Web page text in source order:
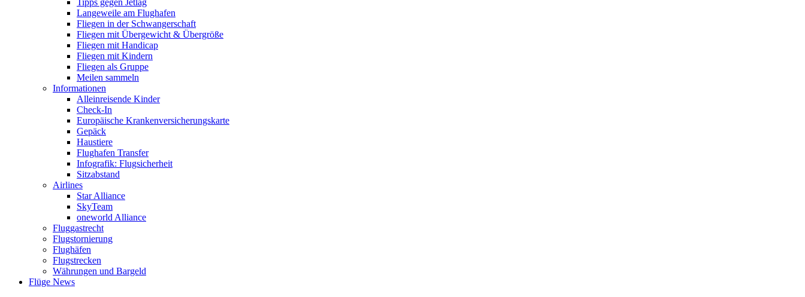
Langeweile am Flughafen
Fliegen in der Schwangerschaft
Fliegen mit Übergewicht & Übergröße
Fliegen mit Handicap
Fliegen mit Kindern
Fliegen als Gruppe
Meilen sammeln
Informationen
Alleinreisende Kinder
Check-In
Europäische Krankenversicherungskarte
Gepäck
Haustiere
Flughafen Transfer
Infografik: Flugsicherheit
Sitzabstand
Airlines
Star Alliance
SkyTeam
oneworld Alliance
Fluggastrecht
Flugstornierung
Flughäfen
Flugstrecken
Währungen und Bargeld
Flüge News